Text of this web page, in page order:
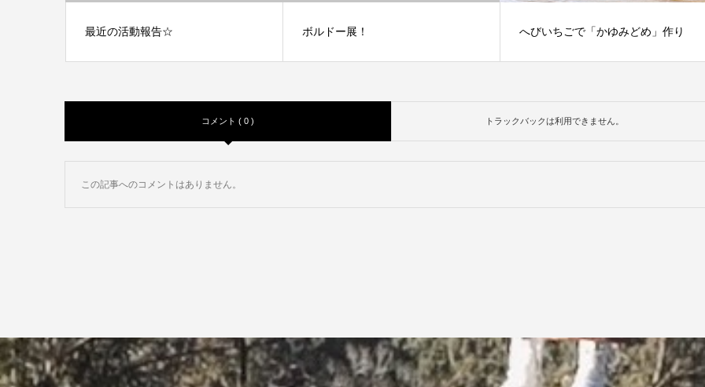
最近の活動報告☆ ボルドー展！ へびいちごで「かゆみどめ」作り
コメント ( 0 ) トラックバックは利用できません。
この記事へのコメントはありません。